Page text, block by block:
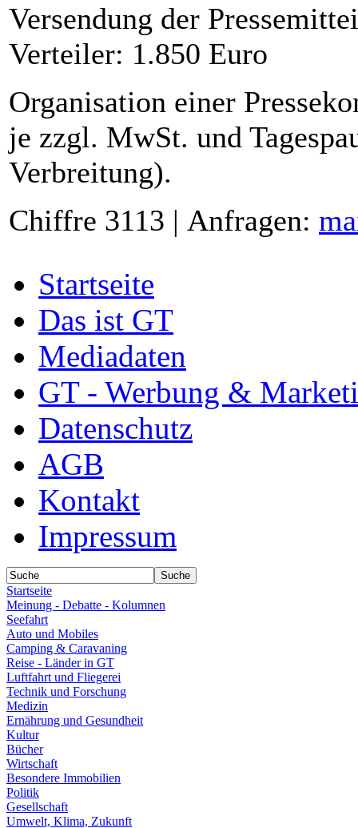
Versendung der
Verteiler: 1.850 Euro
Organisation einer
je zzgl. MwSt. und
Verbreitung).
Chiffre 3113 | Anfragen:
Startseite
Das ist GT
Mediadaten
GT - Werbung &
Datenschutz
AGB
Kontakt
Impressum
Startseite
Meinung - Debatte - Kolumnen
Seefahrt
Auto und Mobiles
Camping & Caravaning
Reise - Länder in GT
Luftfahrt und Fliegerei
Technik und Forschung
Medizin
Ernährung und Gesundheit
Kultur
Bücher
Wirtschaft
Besondere Immobilien
Politik
Gesellschaft
Umwelt, Klima, Zukunft